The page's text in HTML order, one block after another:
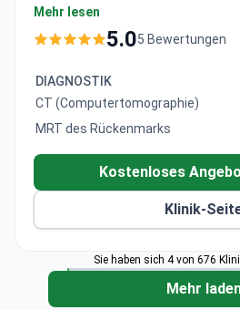
durchgeführt hat.
Spezialisiert auf
Bietet präzise
Stealth mit 98,7% Präzision
Bietet umfassende
Pionier der Roboterchirurgie
25 Jahren orthopädischer
Mehr lesen
5.05 Bewertungen
DIAGNOSTIK
CT (Computertomographie)
MRT des Rückenmarks
Kostenloses
Klinik-
Sie haben sich 4 von 676
Mehr